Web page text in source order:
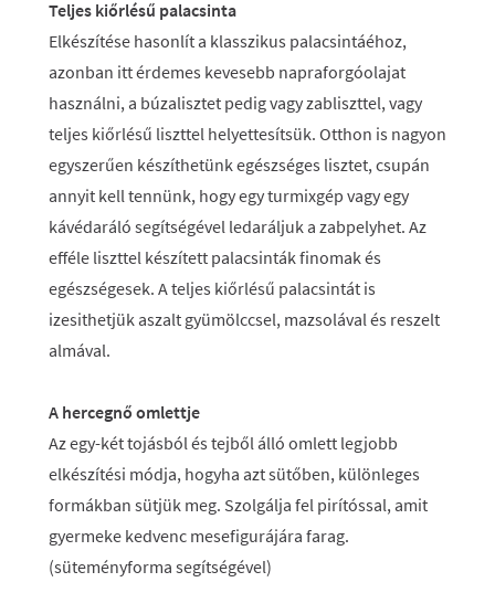
Teljes kiőrlésű palacsinta
Elkészítése hasonlít a klasszikus palacsintáéhoz,
azonban itt érdemes kevesebb napraforgóolajat
használni, a búzalisztet pedig vagy zabliszttel, vagy
teljes kiőrlésű liszttel helyettesítsük. Otthon is nagyon
egyszerűen készíthetünk egészséges lisztet, csupán
annyit kell tennünk, hogy egy turmixgép vagy egy
kávédaráló segítségével ledaráljuk a zabpelyhet. Az
efféle liszttel készített palacsinták finomak és
egészségesek. A teljes kiőrlésű palacsintát is
izesithetjük aszalt gyümölccsel, mazsolával és reszelt
almával.
A hercegnő omlettje
Az egy-két tojásból és tejből álló omlett legjobb
elkészítési módja, hogyha azt sütőben, különleges
formákban sütjük meg. Szolgálja fel pirítóssal, amit
gyermeke kedvenc mesefigurájára farag.
(süteményforma segítségével)